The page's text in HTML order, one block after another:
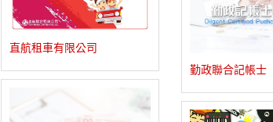
直航租車有限公司
勤政聯合記帳士